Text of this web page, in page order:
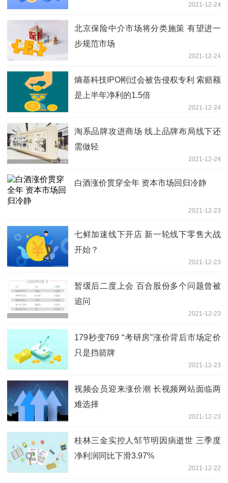
2021-12-24
北京保险中介市场将分类施策 有望进一
步规范市场
2021-12-24
熵基科技IPO刚过会被告侵权专利 索赔额
是上半年净利的1.5倍
2021-12-24
淘系品牌攻进商场 线上品牌布局线下还
需做轻
2021-12-24
白酒涨价贯穿全年 资本市场回归冷静
2021-12-23
七鲜加速线下开店 新一轮线下零售大战
开始？
2021-12-23
暂缓后二度上会 百合股份多个问题曾被
追问
2021-12-23
179秒变769 “考研房”涨价背后市场定价
只是挡箭牌
2021-12-23
视频会员迎来涨价潮 长视频网站面临两
难选择
2021-12-23
桂林三金实控人邹节明因病逝世 三季度
净利润同比下滑3.97%
2021-12-22